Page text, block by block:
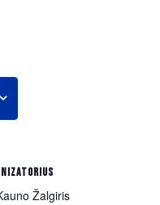
Žalgiris